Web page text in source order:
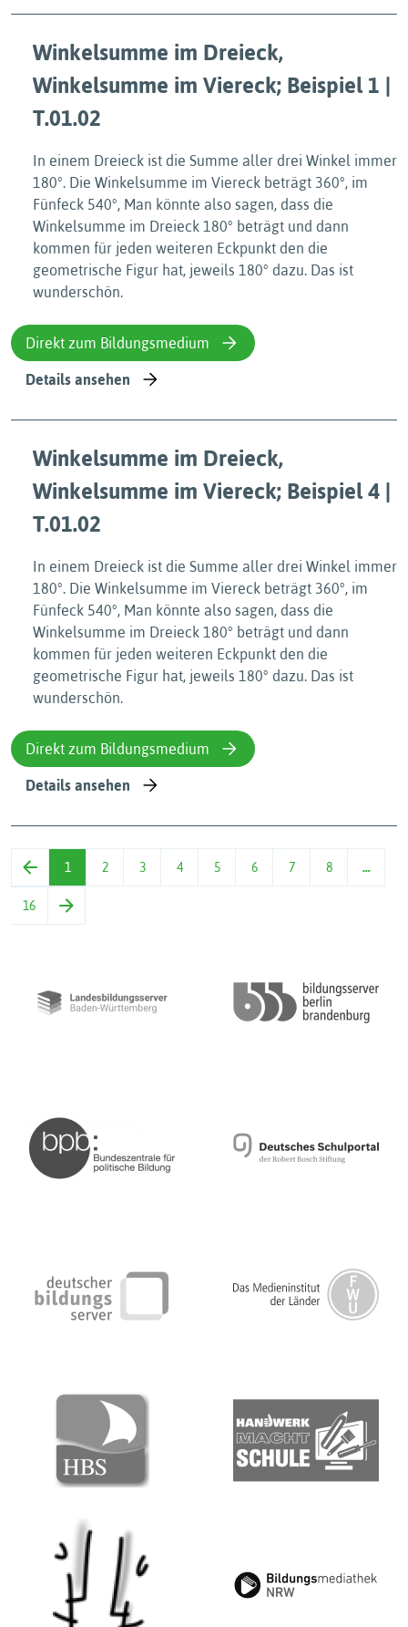
Winkelsumme im Dreieck,
Winkelsumme im Viereck; Beispiel 1 |
T.01.02
In einem Dreieck ist die Summe aller drei Winkel immer
180°. Die Winkelsumme im Viereck beträgt 360°, im
Fünfeck 540°, Man könnte also sagen, dass die
Winkelsumme im Dreieck 180° beträgt und dann
kommen für jeden weiteren Eckpunkt den die
geometrische Figur hat, jeweils 180° dazu. Das ist
wunderschön.
Direkt zum Bildungsmedium
Details ansehen
Winkelsumme im Dreieck,
Winkelsumme im Viereck; Beispiel 4 |
T.01.02
In einem Dreieck ist die Summe aller drei Winkel immer
180°. Die Winkelsumme im Viereck beträgt 360°, im
Fünfeck 540°, Man könnte also sagen, dass die
Winkelsumme im Dreieck 180° beträgt und dann
kommen für jeden weiteren Eckpunkt den die
geometrische Figur hat, jeweils 180° dazu. Das ist
wunderschön.
Direkt zum Bildungsmedium
Details ansehen
1 2 3 4 5 6 7 8 …
16